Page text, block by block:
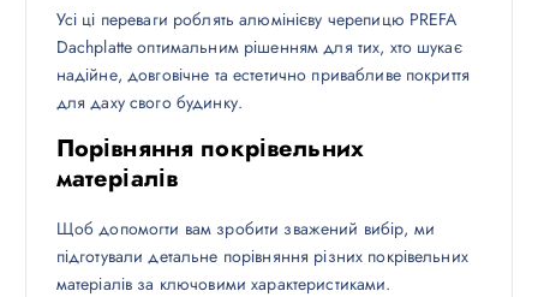
Усі ці переваги роблять алюмінієву черепицю PREFA
Dachplatte оптимальним рішенням для тих, хто шукає
надійне, довговічне та естетично привабливе покриття
для даху свого будинку.
Порівняння покрівельних
матеріалів
Щоб допомогти вам зробити зважений вибір, ми
підготували детальне порівняння різних покрівельних
матеріалів за ключовими характеристиками.